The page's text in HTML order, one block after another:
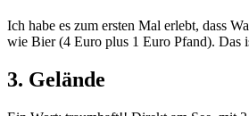
Ich habe es zum ersten Mal erlebt, dass
wie Bier (4 Euro plus 1 Euro Pfand). Das
3. Gelände